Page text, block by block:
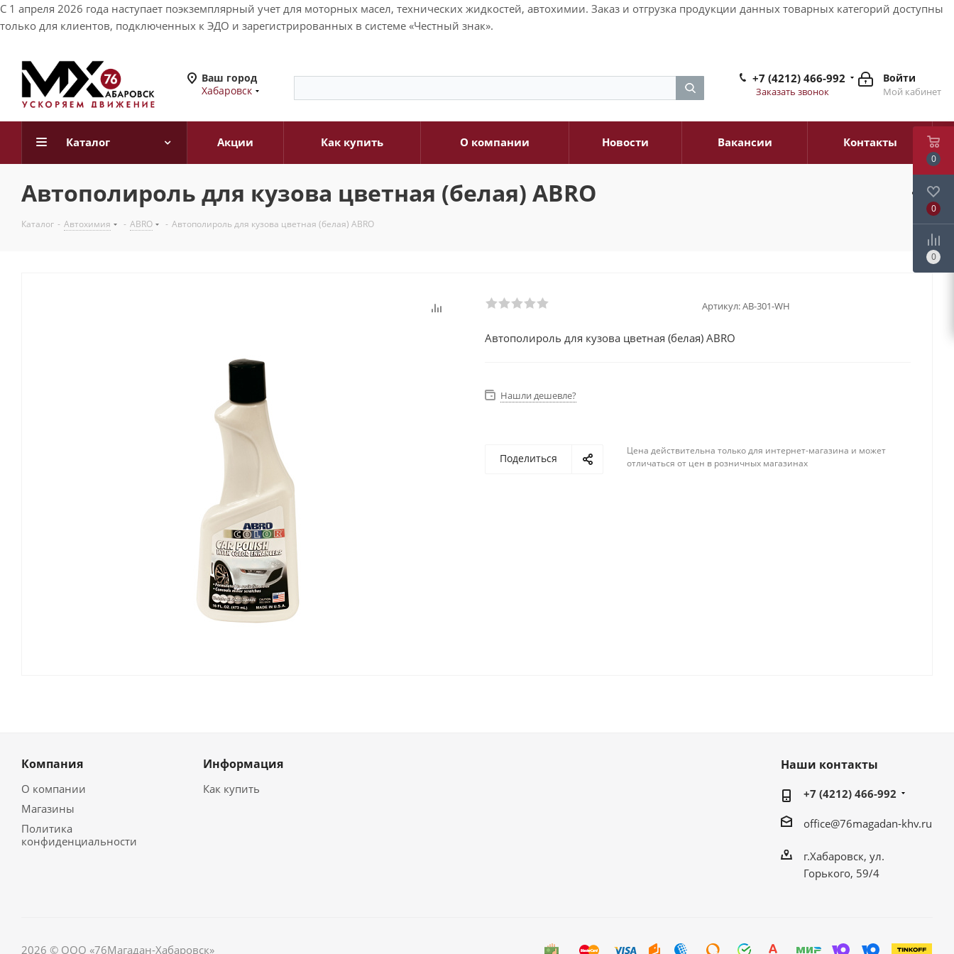
С 1 апреля 2026 года наступает поэкземплярный учет для моторных масел, технических жидкостей, автохимии. Заказ и отгрузка продукции данных товарных категорий доступны
только для клиентов, подключенных к ЭДО и зарегистрированных в системе «Честный знак».
Ваш город
Хабаровск
Войти
Мой кабинет
+7 (4212) 466-992
Заказать звонок
Каталог Акции Как купить О компании Новости Вакансии Контакты
Автополироль для кузова цветная (белая) ABRO
Каталог - Автохимия - ABRO - Автополироль для кузова цветная (белая) ABRO
Артикул:AB-301-WH
Автополироль для кузова цветная (белая) ABRO
Нашли дешевле?
Поделиться
Цена действительна только для интернет-магазина и может
отличаться от цен в розничных магазинах
Компания
О компании
Магазины
Политика
конфиденциальности
Информация
Как купить
Наши контакты
+7 (4212) 466-992
office@76magadan-khv.ru
г.Хабаровск, ул.
Горького, 59/4
2026 © ООО «76Магадан-Хабаровск»
0
0
0